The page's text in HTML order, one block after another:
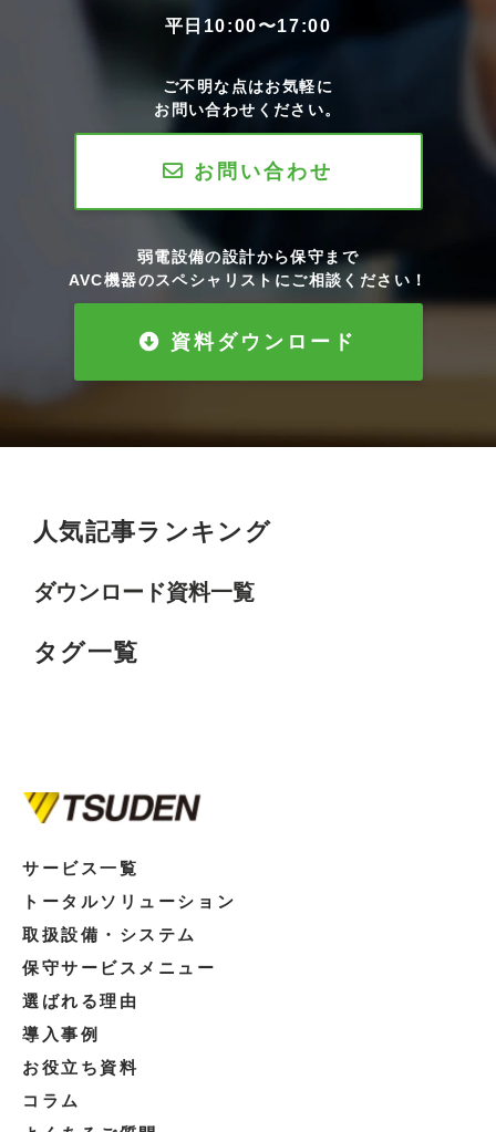
平日10:00〜17:00
ご不明な点はお気軽に
お問い合わせください。
お問い合わせ
弱電設備の設計から保守まで
AVC機器のスペシャリストにご相談ください！
資料ダウンロード
人気記事ランキング
ダウンロード資料一覧
タグ一覧
サービス一覧
トータルソリューション
取扱設備・システム
保守サービスメニュー
選ばれる理由
導入事例
お役立ち資料
コラム